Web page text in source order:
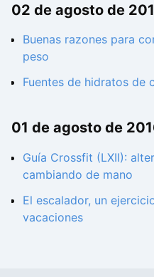
02 de agosto de
Buenas razones para
peso
Fuentes de hidratos de
01 de agosto de
Guía Crossfit (LXII):
cambiando de mano
El escalador, un
vacaciones